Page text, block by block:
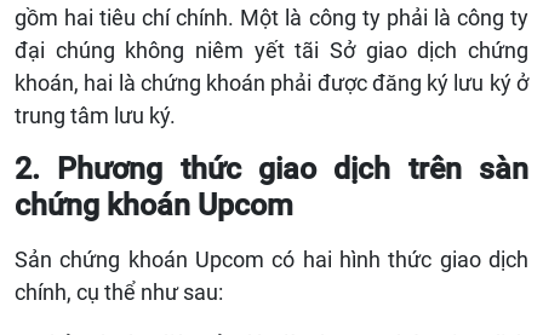
gồm hai tiêu chí chính. Một là công ty phải là công ty
đại chúng không niêm yết tãi Sở giao dịch chứng
khoán, hai là chứng khoán phải được đăng ký lưu ký ở
trung tâm lưu ký.
2. Phương thức giao dịch trên sàn
chứng khoán Upcom
Sản chứng khoán Upcom có hai hình thức giao dịch
chính, cụ thể như sau: